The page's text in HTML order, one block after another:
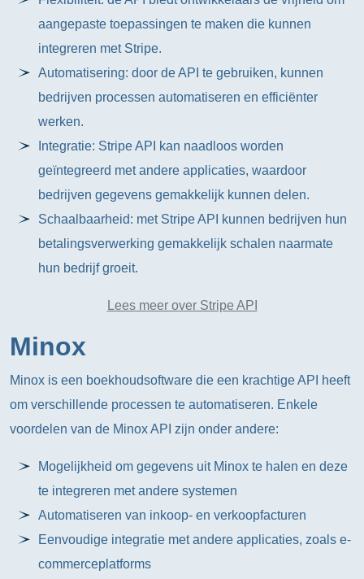
aangepaste toepassingen te maken die kunnen
integreren met Stripe.
Automatisering: door de API te gebruiken, kunnen
bedrijven processen automatiseren en efficiënter
werken.
Integratie: Stripe API kan naadloos worden
geïntegreerd met andere applicaties, waardoor
bedrijven gegevens gemakkelijk kunnen delen.
Schaalbaarheid: met Stripe API kunnen bedrijven hun
betalingsverwerking gemakkelijk schalen naarmate
hun bedrijf groeit.
Lees meer over Stripe API
Minox
Minox is een boekhoudsoftware die een krachtige API heeft
om verschillende processen te automatiseren. Enkele
voordelen van de Minox API zijn onder andere:
Mogelijkheid om gegevens uit Minox te halen en deze
te integreren met andere systemen
Automatiseren van inkoop- en verkoopfacturen
Eenvoudige integratie met andere applicaties, zoals e-
commerceplatforms